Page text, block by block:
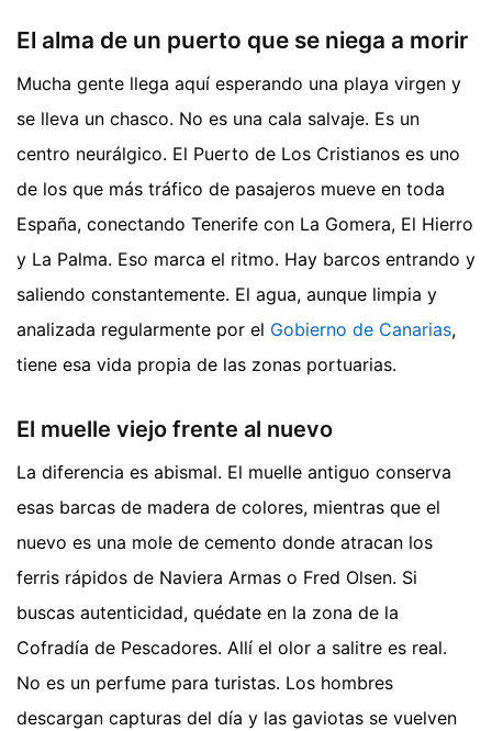
El alma de un puerto que se niega a morir
Mucha gente llega aquí esperando una playa virgen y
se lleva un chasco. No es una cala salvaje. Es un
centro neurálgico. El Puerto de Los Cristianos es uno
de los que más tráfico de pasajeros mueve en toda
España, conectando Tenerife con La Gomera, El Hierro
y La Palma. Eso marca el ritmo. Hay barcos entrando y
saliendo constantemente. El agua, aunque limpia y
analizada regularmente por el Gobierno de Canarias,
tiene esa vida propia de las zonas portuarias.
El muelle viejo frente al nuevo
La diferencia es abismal. El muelle antiguo conserva
esas barcas de madera de colores, mientras que el
nuevo es una mole de cemento donde atracan los
ferris rápidos de Naviera Armas o Fred Olsen. Si
buscas autenticidad, quédate en la zona de la
Cofradía de Pescadores. Allí el olor a salitre es real.
No es un perfume para turistas. Los hombres
descargan capturas del día y las gaviotas se vuelven